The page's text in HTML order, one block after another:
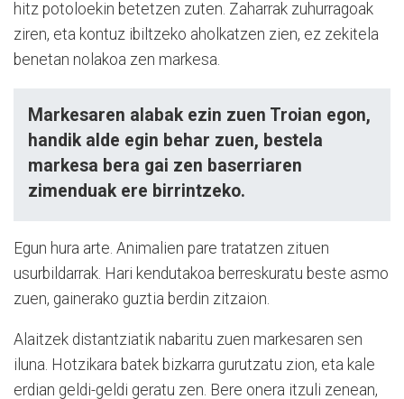
hitz potoloekin betetzen zuten. Zaharrak zuhurragoak
ziren, eta kontuz ibiltzeko aholkatzen zien, ez zekitela
benetan nolakoa zen markesa.
Markesaren alabak ezin zuen Troian egon,
handik alde egin behar zuen, bestela
markesa bera gai zen baserriaren
zimenduak ere birrintzeko.
Egun hura arte. Animalien pare tratatzen zituen
usurbildarrak. Hari kendutakoa berreskuratu beste asmo
zuen, gainerako guztia berdin zitzaion.
Alaitzek distantziatik nabaritu zuen markesaren sen
iluna. Hotzikara batek bizkarra gurutzatu zion, eta kale
erdian geldi-geldi geratu zen. Bere onera itzuli zenean,